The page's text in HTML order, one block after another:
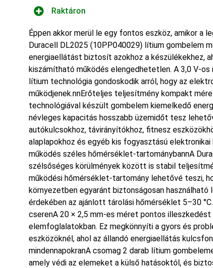
Raktáron
Éppen akkor merül le egy fontos eszköz, amikor a
Duracell DL2025 (10PP040029) lítium gombelem
energiaellátást biztosít azokhoz a készülékekhez,
kiszámítható működés elengedhetetlen. A 3,0 V-
lítium technológia gondoskodik arról, hogy az
működjenek.nnErőteljes teljesítmény kompakt
technológiával készült gombelem kiemelkedő
névleges kapacitás hosszabb üzemidőt tesz
autókulcsokhoz, távirányítókhoz, fitnesz
alaplapokhoz és egyéb kis fogyasztású
működés széles hőmérséklet-tartománybannA
szélsőséges körülmények között is stabil
működési hőmérséklet-tartomány lehetővé teszi,
környezetben egyaránt biztonságosan
érdekében az ajánlott tárolási hőmérséklet 5–30
cserenA 20 × 2,5 mm-es méret pontos
elemfoglalatokban. Ez megkönnyíti a gyors és
eszközöknél, ahol az állandó energiaellátás
mindennapokranA csomag 2 darab lítium
amely védi az elemeket a külső hatásoktól, és